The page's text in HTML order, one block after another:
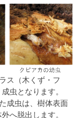
ス（木くず・フ
虫となります。
成虫は、樹体表面
へ脱出します。